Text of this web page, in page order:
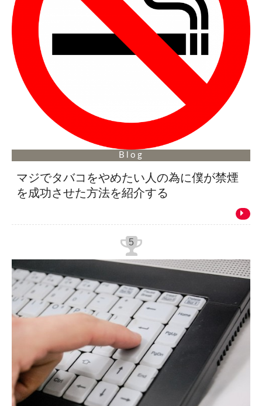
Blog
マジでタバコをやめたい人の為に僕が禁煙
を成功させた方法を紹介する